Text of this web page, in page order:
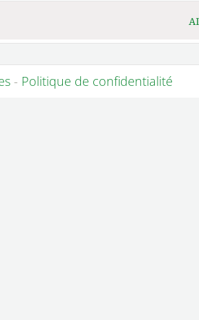
- Politique de confidentialité